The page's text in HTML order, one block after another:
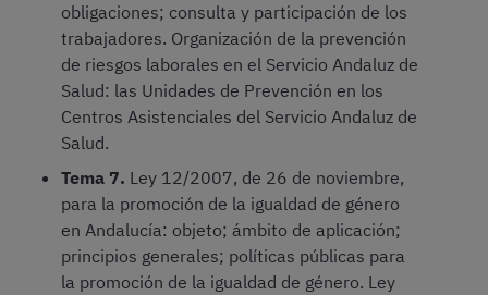
obligaciones; consulta y participación de los
trabajadores. Organización de la prevención
de riesgos laborales en el Servicio Andaluz de
Salud: las Unidades de Prevención en los
Centros Asistenciales del Servicio Andaluz de
Salud.
Tema 7. Ley 12/2007, de 26 de noviembre,
para la promoción de la igualdad de género
en Andalucía: objeto; ámbito de aplicación;
principios generales; políticas públicas para
la promoción de la igualdad de género. Ley